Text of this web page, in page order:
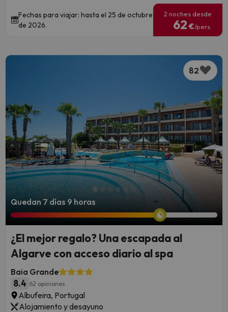
Fechas para viajar: hasta el 25 de octubre
de 2026.
2 noches desde
62 €/pers.
82
Quedan 7 días 9 horas
¿El mejor regalo? Una escapada al
Algarve con acceso diario al spa
Baia Grande
8.4 62 opiniones
Albufeira, Portugal
Alojamiento y desayuno